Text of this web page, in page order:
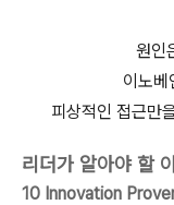
원인
이노베
피상적인 접근
리더가 알아야 할
10 Innovation